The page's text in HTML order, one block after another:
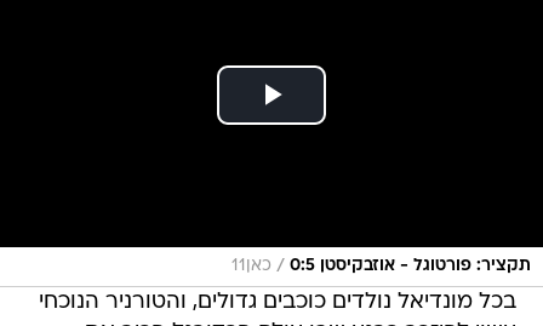
תקציר: פורטוגל - אוזבקיסטן 0:5 / כאן11
בכל מונדיאל נולדים כוכבים גדולים, והטורניר הנוכחי